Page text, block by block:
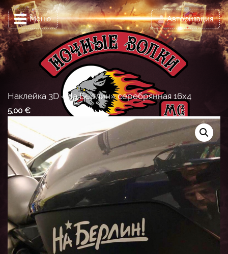
Меню Авторизация
Наклейка 3D «На Берлин» серебрянная 16х4
5,00 €